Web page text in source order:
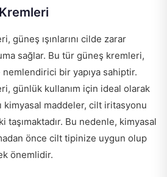
güneş ışınlarını cilde zarar
sağlar. Bu tür güneş kremleri,
bir yapıya sahiptir.
günlük kullanım için ideal olarak
kimyasal maddeler, cilt iritasyonu
Bu nedenle, kimyasal
önce cilt tipinize uygun olup
önemlidir.